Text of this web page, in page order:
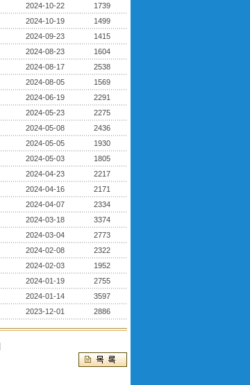
2024-10-22
1739
2024-10-19
1499
2024-09-23
1415
2024-08-23
1604
2024-08-17
2538
2024-08-05
1569
2024-06-19
2291
2024-05-23
2275
2024-05-08
2436
2024-05-05
1930
2024-05-03
1805
2024-04-23
2217
2024-04-16
2171
2024-04-07
2334
2024-03-18
3374
2024-03-04
2773
2024-02-08
2322
2024-02-03
1952
2024-01-19
2755
2024-01-14
3597
2023-12-01 2886